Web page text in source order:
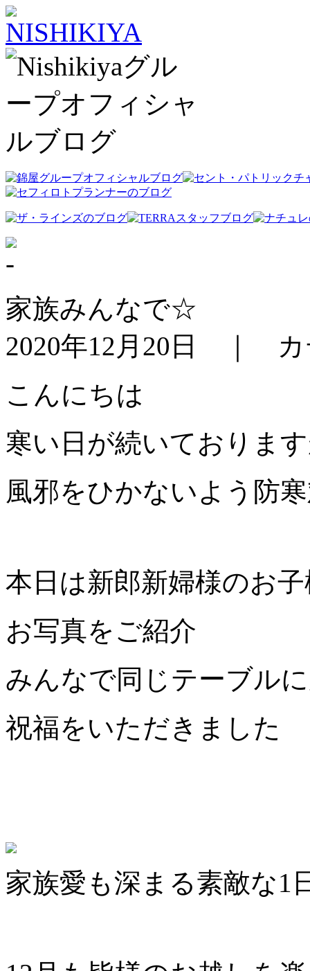
家族みんなで☆
2020年12月20日 ｜ カ
こんにちは
寒い日が続いておりま
風邪をひかないよう防
本日は新郎新婦様のお
お写真をご紹介
みんなで同じテーブル
祝福をいただきました
家族愛も深まる素敵な1